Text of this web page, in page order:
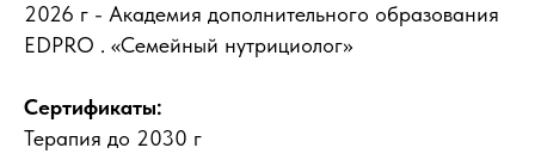
2026 г - Академия дополнительного образования
EDPRO . «Семейный нутрициолог»
Сертификаты:
Терапия до 2030 г